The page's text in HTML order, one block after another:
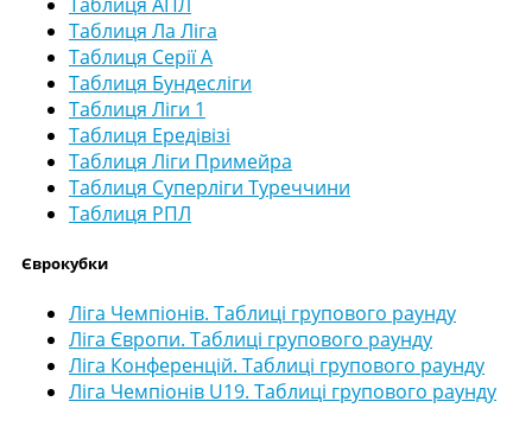
Таблиця Ла Ліга
Таблиця Серії А
Таблиця Бундесліги
Таблиця Ліги 1
Таблиця Ередівізі
Таблиця Ліги Примейра
Таблиця Суперліги Туреччини
Таблиця РПЛ
Єврокубки
Ліга Чемпіонів. Таблиці групового раунду
Ліга Європи. Таблиці групового раунду
Ліга Конференцій. Таблиці групового раунду
Ліга Чемпіонів U19. Таблиці групового раунду